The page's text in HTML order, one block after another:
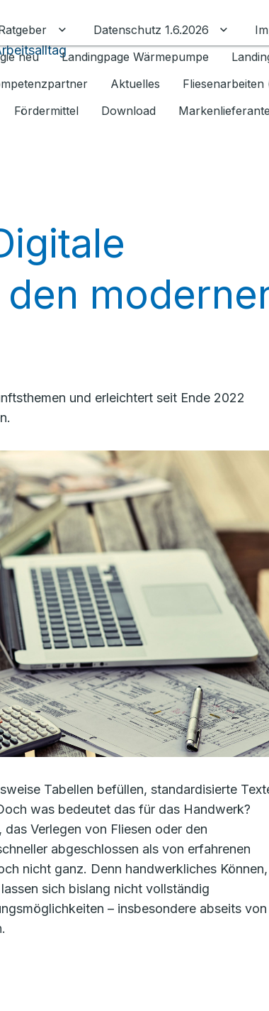
Untermenü für Ratgeber umschalten
Datenschutz 1.6.2026
neu Landingpage Wärmepumpe
Aktuelles Fliesenarbeiten
Fördermittel Download
und erleichtert seit Ende 2022
Tabellen befüllen, standardisierte
was bedeutet das für das Handwerk?
Verlegen von Fliesen oder den
abgeschlossen als von erfahrenen
nicht ganz. Denn handwerkliches Können,
sich bislang nicht vollständig
– insbesondere abseits von